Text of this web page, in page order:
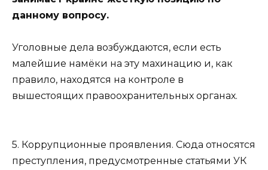
данному вопросу.
Уголовные дела возбуждаются, если есть
малейшие намёки на эту махинацию и, как
правило, находятся на контроле в
вышестоящих правоохранительных органах.
5. Коррупционные проявления. Сюда относятся
преступления, предусмотренные статьями УК